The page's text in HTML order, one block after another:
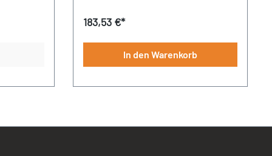
und
Regulärer Preis:
183,53 €*
In den Warenkorb